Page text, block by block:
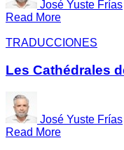
José Yuste Frías
Read More
TRADUCCIONES
Les Cathédrales
José Yuste Frías
Read More